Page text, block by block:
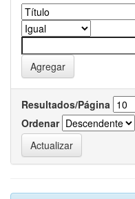
Resultados/Página
Ordenar